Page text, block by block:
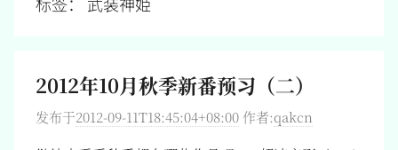
2012年10月秋季新番预习（二）
发布于2012-09-11T18:45:04+08:00 作者:qakcn